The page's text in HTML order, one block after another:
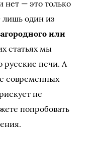
нет — это только
один из
или
статьях мы
русские печи. А
современных
не
попробовать